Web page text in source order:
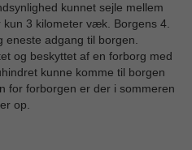
kunnet sejle mellem
3 kilometer væk. Borgens 4.
adgang til borgen.
og beskyttet af en forborg med
kunne komme til borgen
for forborgen er der i sommeren
op.